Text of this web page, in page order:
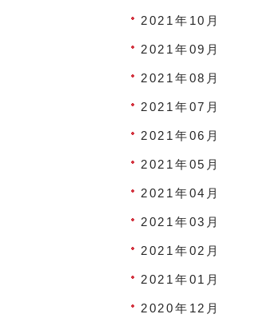
2021年10月
2021年09月
2021年08月
2021年07月
2021年06月
2021年05月
2021年04月
2021年03月
2021年02月
2021年01月
2020年12月